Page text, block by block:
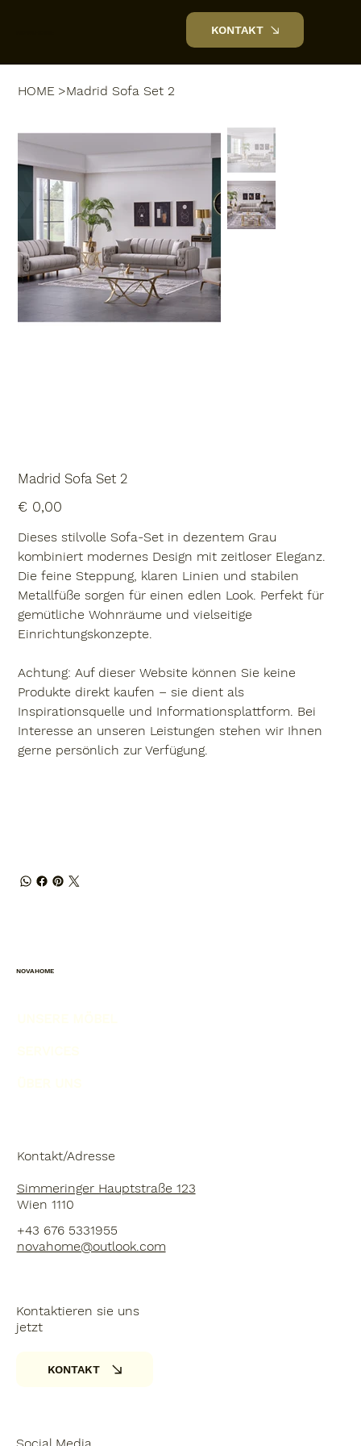
KONTAKT
HOME >Madrid Sofa Set 2
Madrid Sofa Set 2
€ 0,00
Dieses stilvolle Sofa-Set in dezentem Grau
kombiniert modernes Design mit zeitloser Eleganz.
Die feine Steppung, klaren Linien und stabilen
Metallfüße sorgen für einen edlen Look. Perfekt für
gemütliche Wohnräume und vielseitige
Einrichtungskonzepte.
Achtung: Auf dieser Website können Sie keine
Produkte direkt kaufen – sie dient als
Inspirationsquelle und Informationsplattform. Bei
Interesse an unseren Leistungen stehen wir Ihnen
gerne persönlich zur Verfügung.
NOVAHOME
Kontakt/Adresse
Simmeringer Hauptstraße 123
Wien 1110
+43 676 5331955
novahome@outlook.com
Kontaktieren sie uns
jetzt
KONTAKT